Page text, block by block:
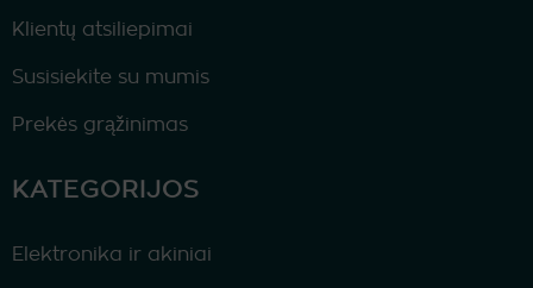
Klientų atsiliepimai
Susisiekite su mumis
Prekės grąžinimas
KATEGORIJOS
Elektronika ir akiniai